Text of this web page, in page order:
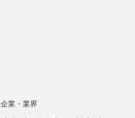
企業・業界